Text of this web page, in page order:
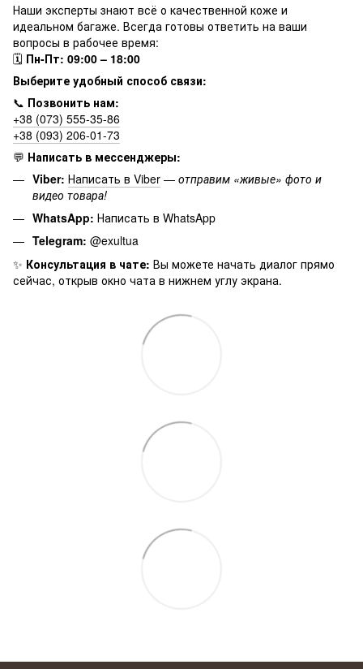
Наши эксперты знают всё о качественной коже и
идеальном багаже. Всегда готовы ответить на ваши
вопросы в рабочее время:
🗓 Пн-Пт: 09:00 – 18:00
Выберите удобный способ связи:
📞 Позвонить нам:
+38 (073) 555-35-86
+38 (093) 206-01-73
💬 Написать в мессенджеры:
Viber: Написать в Viber — отправим «живые» фото и
видео товара!
WhatsApp: Написать в WhatsApp
Telegram: @exultua
✨ Консультация в чате: Вы можете начать диалог прямо
сейчас, открыв окно чата в нижнем углу экрана.